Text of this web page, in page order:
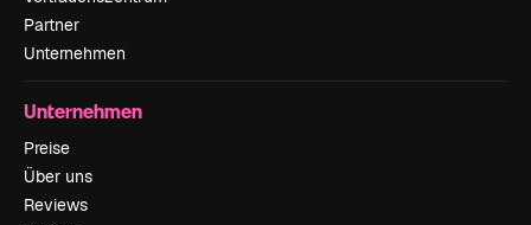
Partner
Unternehmen
Unternehmen
Preise
Über uns
Reviews